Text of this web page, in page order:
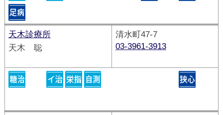
天木診療所
天木 聡
清水町47-7
03-3961-3913